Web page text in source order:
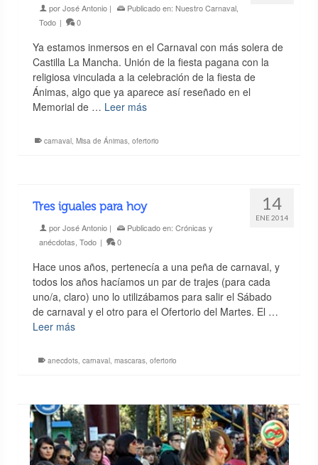
porJosé Antonio| Publicado en: Nuestro Carnaval,
Todo | 0
Ya estamos inmersos en el Carnaval con más solera de
Castilla La Mancha. Unión de la fiesta pagana con la
religiosa vinculada a la celebración de la fiesta de
Ánimas, algo que ya aparece así reseñado en el
Memorial de … Leer más
carnaval, Misa de Ánimas, ofertorio
14
ENE 2014
Tres iguales para hoy
porJosé Antonio| Publicado en: Crónicas y
anécdotas Todo | 0
Hace unos años, pertenecía a una peña de carnaval, y
todos los años hacíamos un par de trajes (para cada
uno/a, claro) uno lo utilizábamos para salir el Sábado
de carnaval y el otro para el Ofertorio del Martes. El …
Leer más
anecdots, carnaval, mascaras, ofertorio